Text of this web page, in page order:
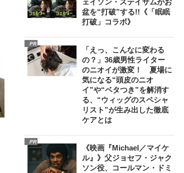
ェイソン・ステイサムがお
盆を“打破”する!!《「眠眠
打破」コラボ》
PR
「えっ、こんなに変わる
の？」36歳男性ライター
のニオイが激変！ 夏場に
気になる“頭皮のニオ
イ”や“ベタつき”を解消す
る、“ウィッグのスペシャ
リスト”が生み出した徹底
ケアとは
PR
《映画『Michael／マイケ
ル』》父ジョセフ・ジャク
ソン役、コールマン・ドミ